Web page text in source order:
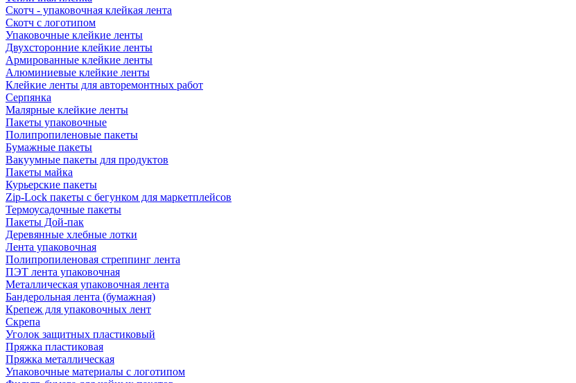
Скотч - упаковочная клейкая лента
Скотч с логотипом
Упаковочные клейкие ленты
Двухсторонние клейкие ленты
Армированные клейкие ленты
Алюминиевые клейкие ленты
Клейкие ленты для авторемонтных работ
Серпянка
Малярные клейкие ленты
Пакеты упаковочные
Полипропиленовые пакеты
Бумажные пакеты
Вакуумные пакеты для продуктов
Пакеты майка
Курьерские пакеты
Zip-Lock пакеты с бегунком для маркетплейсов
Термоусадочные пакеты
Пакеты Дой-пак
Деревянные хлебные лотки
Лента упаковочная
Полипропиленовая стреппинг лента
ПЭТ лента упаковочная
Металлическая упаковочная лента
Бандерольная лента (бумажная)
Крепеж для упаковочных лент
Скрепа
Уголок защитных пластиковый
Пряжка пластиковая
Пряжка металлическая
Упаковочные материалы с логотипом